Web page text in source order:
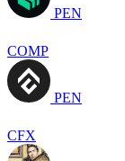
PEN
COMP
PEN
CFX